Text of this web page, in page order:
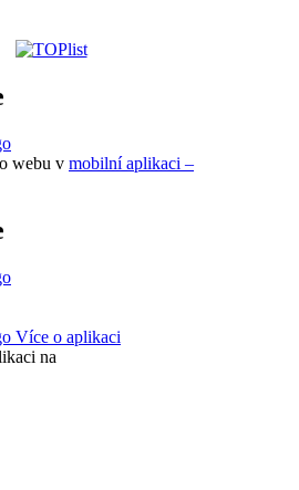
webu v mobilní aplikaci –
Více o aplikaci
na